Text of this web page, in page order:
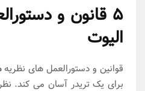
5 قانون و
الیوت
قوانین و دستورالعمل های نظریه